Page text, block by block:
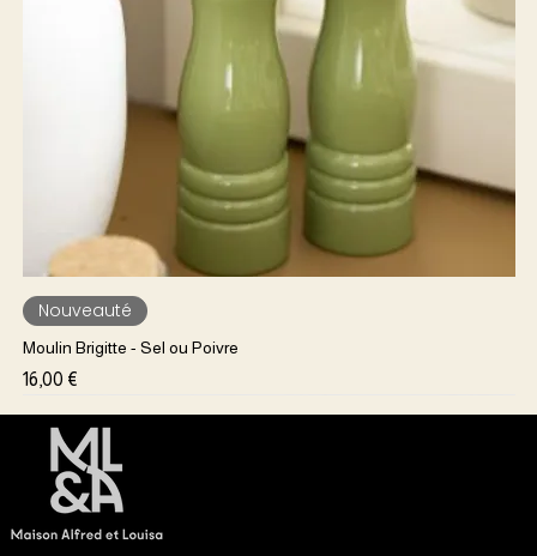
Nouveauté
Moulin Brigitte - Sel ou Poivre
Prix
16,00 €